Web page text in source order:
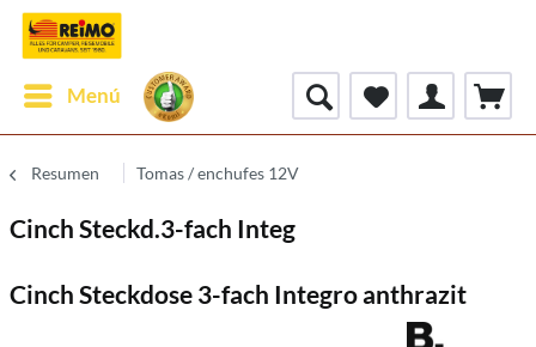
Menú
Resumen Tomas / enchufes 12V
Cinch Steckd.3-fach Integ
Cinch Steckdose 3-fach Integro anthrazit